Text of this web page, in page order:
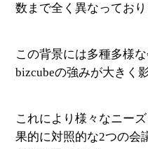
数まで全く異なっており
この背景には多種多様
bizcubeの強みが大きく
これにより様々なニー
果的に対照的な2つの会